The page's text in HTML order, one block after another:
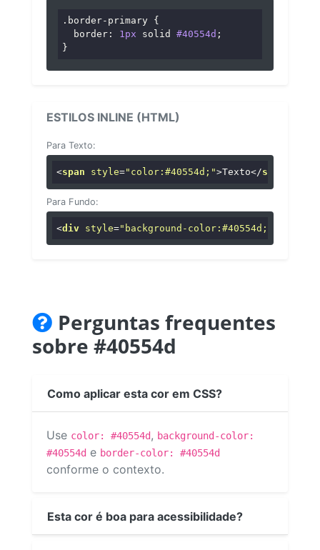
.border-primary {
border : 1px solid #40554d ;
}
ESTILOS INLINE (HTML)
Para Texto:
<span style="color:#40554d;">Texto</span
Para Fundo:
<div style="background-color:#40554d;"
Perguntas frequentes
sobre #40554d
Como aplicar esta cor em CSS?
Use color: #40554d, background-color:
#40554d e border-color: #40554d
conforme o contexto.
Esta cor é boa para acessibilidade?